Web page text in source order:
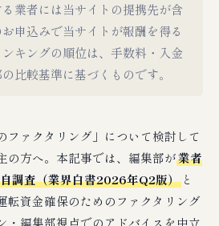
業者には当サイトの提携先が含
申込みで当サイトが報酬を得る
キングの順位は、手数料・入金
比較基準に基づくものです。
ファクタリング」について検討して
の方へ。本記事では、編集部が業者
調査（業界白書2026年Q2版） と
転資金確保のためのファクタリング
・編集部視点でのアドバイスを中立